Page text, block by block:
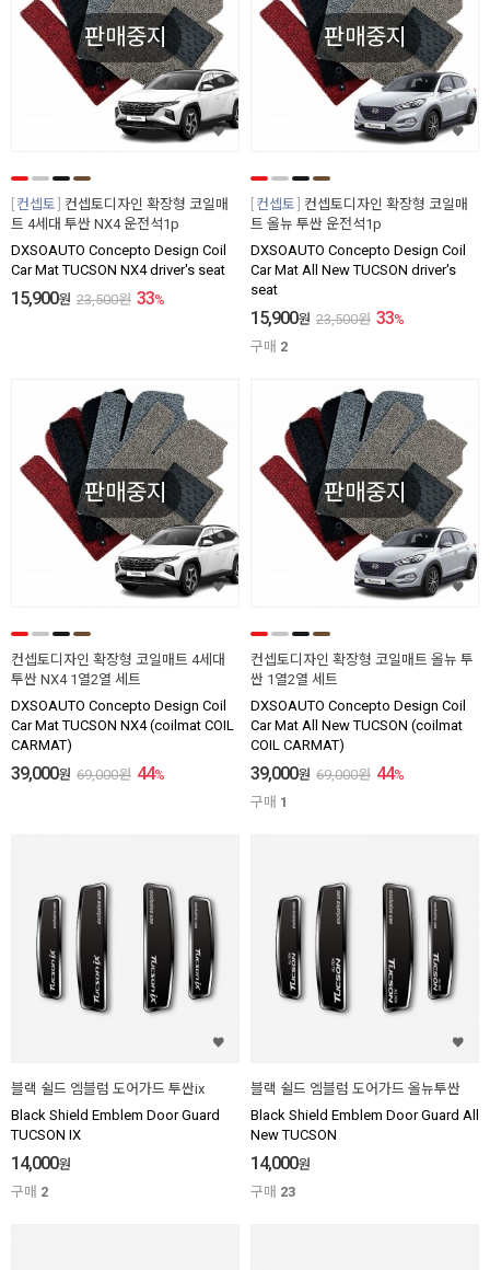
판매중지
컨셉토
컨셉토디자인 확장형 코일매
트 4세대 투싼 NX4 운전석1p
DXSOAUTO Concepto Design Coil
Car Mat TUCSON NX4 driver's seat
15,900원 23,500원 33%
판매중지
컨셉토
컨셉토디자인 확장형 코일매
트 올뉴 투싼 운전석1p
DXSOAUTO Concepto Design Coil
Car Mat All New TUCSON driver's
seat
15,900원 23,500원 33%
구매 2
판매중지
컨셉토디자인 확장형 코일매트 4세대
투싼 NX4 1열2열 세트
DXSOAUTO Concepto Design Coil
Car Mat TUCSON NX4 (coilmat COIL
CARMAT)
39,000원 69,000원 44%
판매중지
컨셉토디자인 확장형 코일매트 올뉴 투
싼 1열2열 세트
DXSOAUTO Concepto Design Coil
Car Mat All New TUCSON (coilmat
COIL CARMAT)
39,000원 69,000원 44%
구매 1
블랙 쉴드 엠블럼 도어가드 투싼ix
Black Shield Emblem Door Guard
TUCSON IX
14,000원
구매 2
블랙 쉴드 엠블럼 도어가드 올뉴투싼
Black Shield Emblem Door Guard All
New TUCSON
14,000원
구매 23